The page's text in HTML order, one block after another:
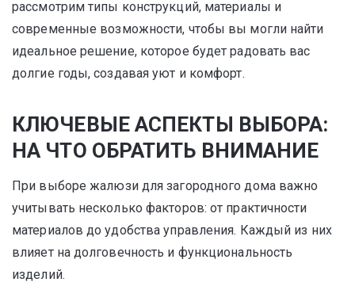
рассмотрим типы конструкций, материалы и
современные возможности, чтобы вы могли найти
идеальное решение, которое будет радовать вас
долгие годы, создавая уют и комфорт.
КЛЮЧЕВЫЕ АСПЕКТЫ ВЫБОРА:
НА ЧТО ОБРАТИТЬ ВНИМАНИЕ
При выборе жалюзи для загородного дома важно
учитывать несколько факторов: от практичности
материалов до удобства управления. Каждый из них
влияет на долговечность и функциональность
изделий.